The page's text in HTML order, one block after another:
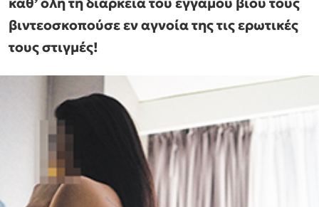
βιντεοσκοπούσε εν αγνοία της τις ερωτικές
τους στιγμές!